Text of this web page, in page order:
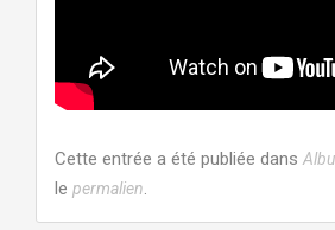
Cette entrée a été publiée dans
le permalien.